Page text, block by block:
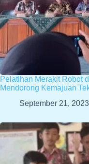
Pelatihan Merakit Robot
Mendorong Kemajuan
September 21, 2023